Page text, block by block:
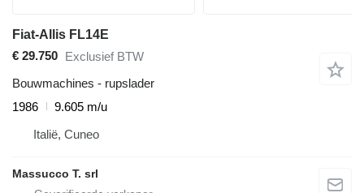
Fiat-Allis FL14E
€ 29.750 Exclusief BTW
Bouwmachines - rupslader
1986
9.605 m/u
Italië, Cuneo
Massucco T. srl